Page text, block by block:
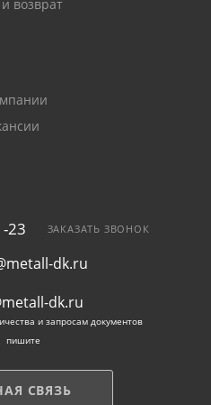
возврат
23 ЗАКАЗАТЬ ЗВОНОК
dk.ru
dk.ru
и запросам документов
пишите
СВЯЗЬ